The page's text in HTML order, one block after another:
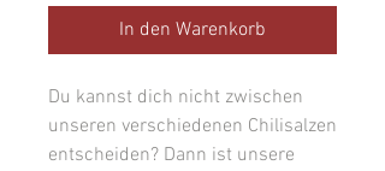
In den Warenkorb
Du kannst dich nicht zwischen
unseren verschiedenen Chilisalzen
entscheiden? Dann ist unsere